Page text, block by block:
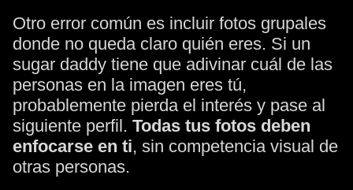
Otro error común es incluir fotos grupales
donde no queda claro quién eres. Si un
sugar daddy tiene que adivinar cuál de las
personas en la imagen eres tú,
probablemente pierda el interés y pase al
siguiente perfil. Todas tus fotos deben
enfocarse en ti, sin competencia visual de
otras personas.